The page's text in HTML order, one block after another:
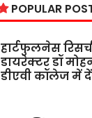
POPULAR
हार्टफुलनेस
डायरेक्टर डॉ
डीएवी कॉलेज में